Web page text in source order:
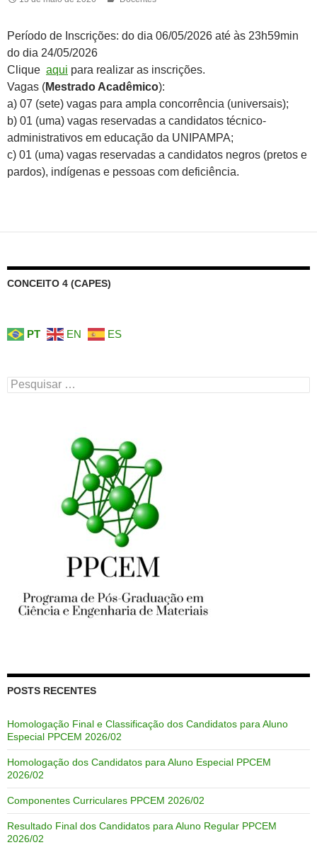
Período de Inscrições: do dia 06/05/2026 até às 23h59min
do dia 24/05/2026
Clique aqui para realizar as inscrições.
Vagas (Mestrado Acadêmico):
a) 07 (sete) vagas para ampla concorrência (universais);
b) 01 (uma) vagas reservadas a candidatos técnico-
administrativos em educação da UNIPAMPA;
c) 01 (uma) vagas reservadas a candidatos negros (pretos e
pardos), indígenas e pessoas com deficiência.
CONCEITO 4 (CAPES)
PT EN ES
Pesquisar
por:
POSTS RECENTES
Homologação Final e Classificação dos Candidatos para Aluno
Especial PPCEM 2026/02
Homologação dos Candidatos para Aluno Especial PPCEM
2026/02
Componentes Curriculares PPCEM 2026/02
Resultado Final dos Candidatos para Aluno Regular PPCEM
2026/02